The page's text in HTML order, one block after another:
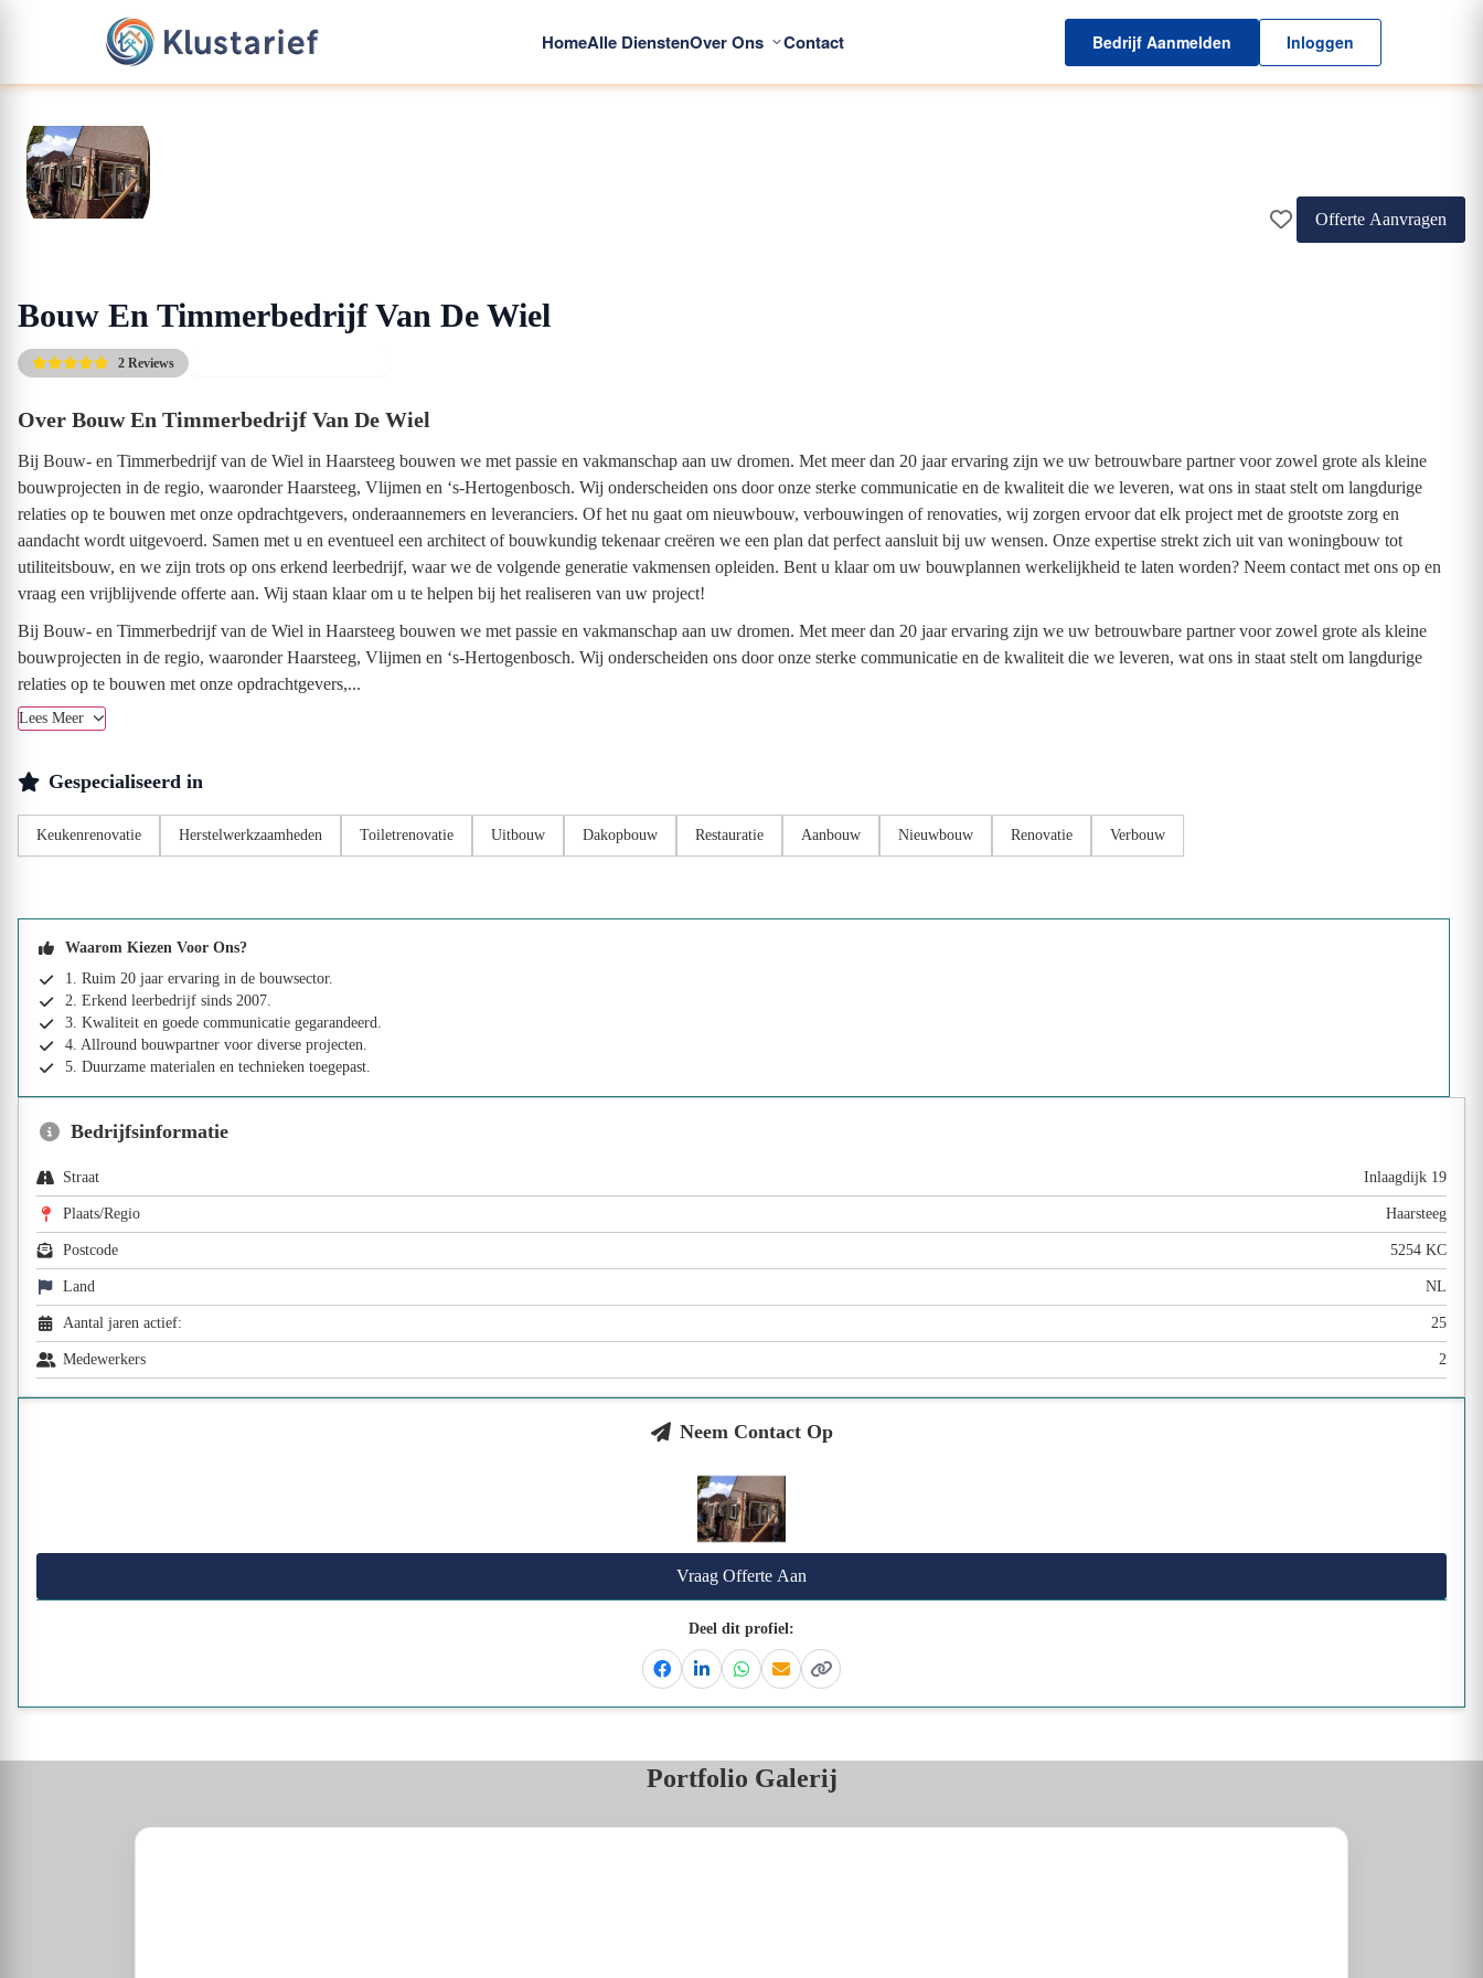
HomeAlle DienstenOver Ons Contact Bedrijf Aanmelden Inloggen
Offerte Aanvragen
Bouw En Timmerbedrijf Van De Wiel
2 Reviews
Over Bouw En Timmerbedrijf Van De Wiel
Bij Bouw- en Timmerbedrijf van de Wiel in Haarsteeg bouwen we met passie en vakmanschap aan uw dromen. Met meer dan 20 jaar ervaring zijn we uw betrouwbare partner voor zowel grote als kleine
bouwprojecten in de regio, waaronder Haarsteeg, Vlijmen en ‘s-Hertogenbosch. Wij onderscheiden ons door onze sterke communicatie en de kwaliteit die we leveren, wat ons in staat stelt om langdurige
relaties op te bouwen met onze opdrachtgevers, onderaannemers en leveranciers. Of het nu gaat om nieuwbouw, verbouwingen of renovaties, wij zorgen ervoor dat elk project met de grootste zorg en
aandacht wordt uitgevoerd. Samen met u en eventueel een architect of bouwkundig tekenaar creëren we een plan dat perfect aansluit bij uw wensen. Onze expertise strekt zich uit van woningbouw tot
utiliteitsbouw, en we zijn trots op ons erkend leerbedrijf, waar we de volgende generatie vakmensen opleiden. Bent u klaar om uw bouwplannen werkelijkheid te laten worden? Neem contact met ons op en
vraag een vrijblijvende offerte aan. Wij staan klaar om u te helpen bij het realiseren van uw project!
Bij Bouw- en Timmerbedrijf van de Wiel in Haarsteeg bouwen we met passie en vakmanschap aan uw dromen. Met meer dan 20 jaar ervaring zijn we uw betrouwbare partner voor zowel grote als kleine
bouwprojecten in de regio, waaronder Haarsteeg, Vlijmen en ‘s-Hertogenbosch. Wij onderscheiden ons door onze sterke communicatie en de kwaliteit die we leveren, wat ons in staat stelt om langdurige
relaties op te bouwen met onze opdrachtgevers,...
Lees Meer
Gespecialiseerd in
Keukenrenovatie Herstelwerkzaamheden Toiletrenovatie Uitbouw Dakopbouw Restauratie Aanbouw Nieuwbouw Renovatie Verbouw
Waarom Kiezen Voor Ons?
1. Ruim 20 jaar ervaring in de bouwsector.
2. Erkend leerbedrijf sinds 2007.
3. Kwaliteit en goede communicatie gegarandeerd.
4. Allround bouwpartner voor diverse projecten.
5. Duurzame materialen en technieken toegepast.
Bedrijfsinformatie
Straat Inlaagdijk 19
Plaats/Regio Haarsteeg
Postcode 5254 KC
Land NL
Aantal jaren actief: 25
Medewerkers 2
Neem Contact Op
Vraag Offerte Aan
Deel dit profiel:
FacebookLinkedinWhatsapp
EmailKopieer link
Portfolio Galerij